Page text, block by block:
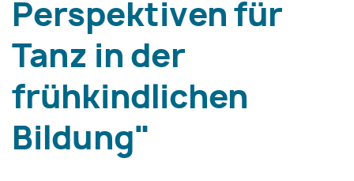
Perspektiven für
Tanz in der
frühkindlichen
Bildung"